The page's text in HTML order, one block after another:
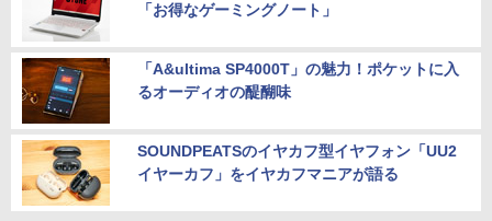
「お得なゲーミングノート」
「A&ultima SP4000T」の魅力！ポケットに入
るオーディオの醍醐味
SOUNDPEATSのイヤカフ型イヤフォン「UU2
イヤーカフ」をイヤカフマニアが語る